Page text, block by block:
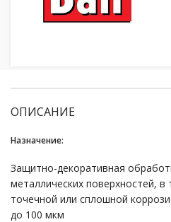
ОПИСАНИЕ
Назначение:
Защитно-декоративная
металлических поверхностей,
точечной или сплошной
до 100 мкм